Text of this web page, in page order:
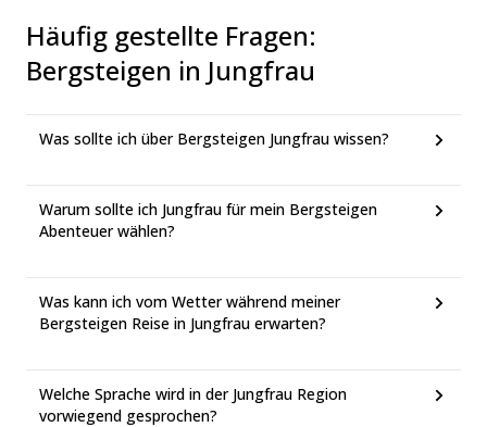
Häufig gestellte Fragen:
Bergsteigen in Jungfrau
Was sollte ich über Bergsteigen Jungfrau wissen?
Warum sollte ich Jungfrau für mein Bergsteigen
Abenteuer wählen?
Was kann ich vom Wetter während meiner
Bergsteigen Reise in Jungfrau erwarten?
Welche Sprache wird in der Jungfrau Region
vorwiegend gesprochen?